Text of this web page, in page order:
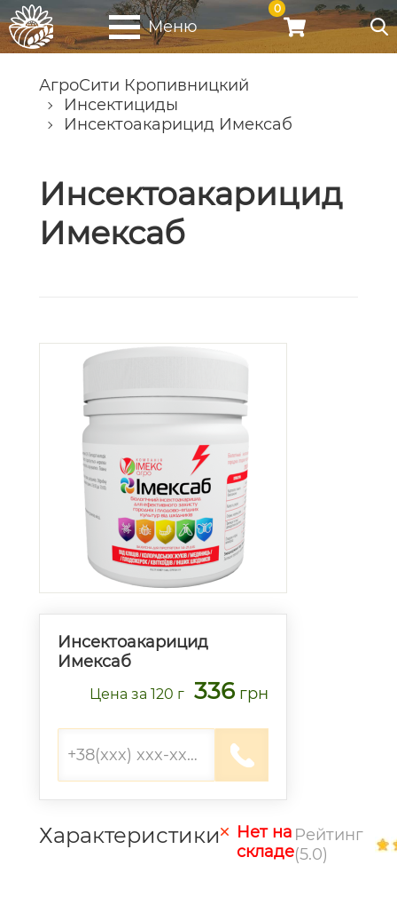
Меню
0
АгроСити Кропивницкий
Инсектициды
Инсектоакарицид Имексаб
Инсектоакарицид
Имексаб
Инсектоакарицид
Имексаб
Цена за 120 г 336 грн
Характеристики
Нет на
складе
Рейтинг
(5.0)